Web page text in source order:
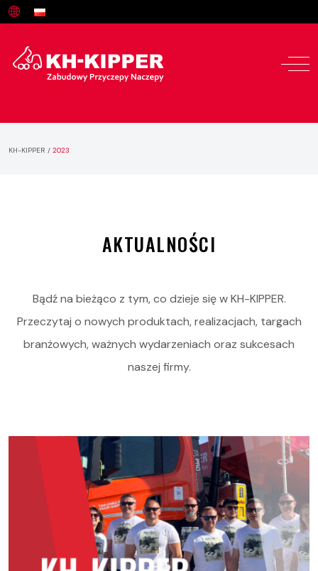
KH-KIPPER / 2023
AKTUALNOŚCI
Bądź na bieżąco z tym, co dzieje się w KH-KIPPER.
Przeczytaj o nowych produktach, realizacjach, targach
branżowych, ważnych wydarzeniach oraz sukcesach
naszej firmy.